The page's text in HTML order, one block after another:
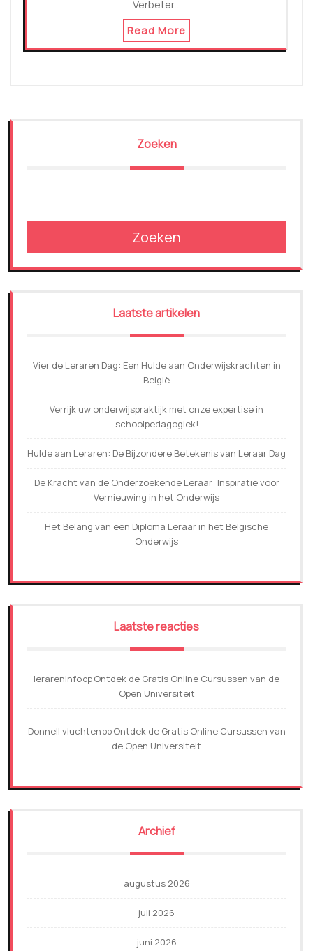
Verbeter…
Read More
Zoeken
Zoeken
Laatste artikelen
Vier de Leraren Dag: Een Hulde aan Onderwijskrachten in
België
Verrijk uw onderwijspraktijk met onze expertise in
schoolpedagogiek!
Hulde aan Leraren: De Bijzondere Betekenis van Leraar Dag
De Kracht van de Onderzoekende Leraar: Inspiratie voor
Vernieuwing in het Onderwijs
Het Belang van een Diploma Leraar in het Belgische
Onderwijs
Laatste reacties
lerareninfoopOntdek de Gratis Online Cursussen van de
Open Universiteit
Donnell vluchtenopOntdek de Gratis Online Cursussen van
de Open Universiteit
Archief
augustus 2026
juli 2026
juni 2026